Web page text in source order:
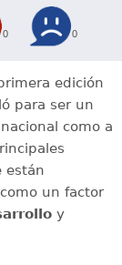
0 0
edición
para ser un
como a
como un factor
y